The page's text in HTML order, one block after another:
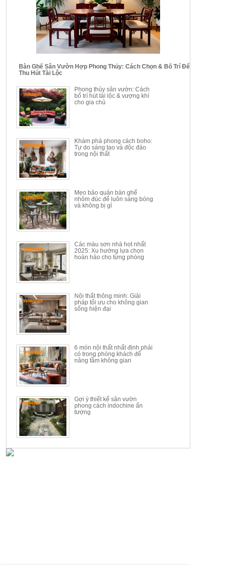
14.178.750đ
24.700.000đ
20.250.000đ
39.150.000đ
BỘ BÀN TRÀ GỖ PHONG
CÁCH MỚI KẾT HỢP KHAY
NHÚNG TRÀ YDX
Mã sp: BT150.46
17.617.500đ
34.100.000đ
BỘ BÀN GHẾ CAFE KIỂU
DÁNG ĐƠN GIẢN HIỆN ĐẠI
HOY8010
BÀN GHẾ TRANG ĐIỂM
THÔNG MINH HIỆN ĐẠI
TÍCH HỢP SẠC...
Mã sp: HH.BTD08
6.510.000đ
BỘ BÀN ĂN ĐẢO MẶT ĐÁ
PHIẾN AK3699
Bàn Ghế Sân Vườn Hợp Phong Thủy: Cách Chọn & Bố Trí Để
Thu Hút Tài Lộc
Phong thủy sân vườn: Cách
bố trí hút tài lộc & vượng khí
cho gia chủ
Khám phá phong cách boho:
Tự do sáng tạo và độc đáo
trong nội thất
Mẹo bảo quản bàn ghế
nhôm đúc để luôn sáng bóng
và không bị gỉ
Các màu sơn nhà hot nhất
2025: Xu hướng lựa chọn
hoàn hảo cho từng phòng
Nội thất thông minh: Giải
pháp tối ưu cho không gian
sống hiện đại
6 món nội thất nhất định phải
có trong phòng khách để
nâng tầm không gian
Gợi ý thiết kế sân vườn
phong cách indochine ấn
tượng